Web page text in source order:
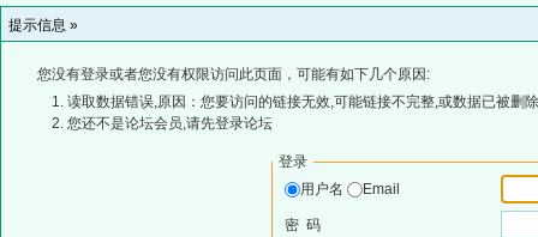
提示信息 »
您没有登录或者您没有权限访问此页面，可能有如下几个原因:
读取数据错误,原因：您要访问的链接无效,可能链接不完整,或数据已被删
您还不是论坛会员,请先登录论坛
登录
用户名
Email
密 码